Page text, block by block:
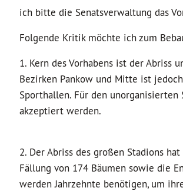
ich bitte die Senatsverwaltung das
Folgende Kritik möchte ich zum
1. Kern des Vorhabens ist der Abriss
Bezirken Pankow und Mitte ist
Sporthallen. Für den unorganisierten
akzeptiert werden.
2. Der Abriss des großen Stadions
Fällung von 174 Bäumen sowie die
werden Jahrzehnte benötigen, um